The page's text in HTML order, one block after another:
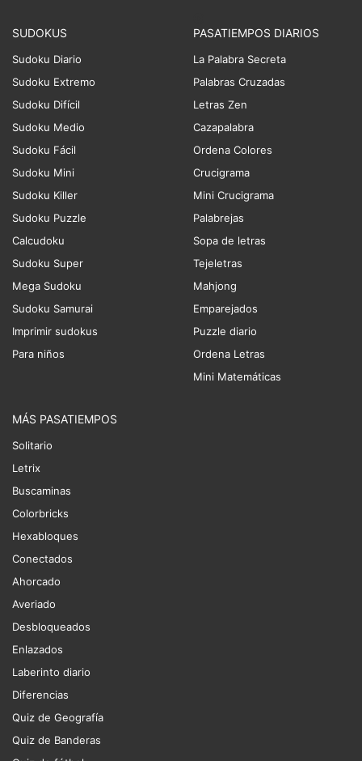
SUDOKUS
Sudoku Diario
Sudoku Extremo
Sudoku Difícil
Sudoku Medio
Sudoku Fácil
Sudoku Mini
Sudoku Killer
Sudoku Puzzle
Calcudoku
Sudoku Super
Mega Sudoku
Sudoku Samurai
Imprimir sudokus
Para niños
PASATIEMPOS DIARIOS
La Palabra Secreta
Palabras Cruzadas
Letras Zen
Cazapalabra
Ordena Colores
Crucigrama
Mini Crucigrama
Palabrejas
Sopa de letras
Tejeletras
Mahjong
Emparejados
Puzzle diario
Ordena Letras
Mini Matemáticas
MÁS PASATIEMPOS
Solitario
Letrix
Buscaminas
Colorbricks
Hexabloques
Conectados
Ahorcado
Averiado
Desbloqueados
Enlazados
Laberinto diario
Diferencias
Quiz de Geografía
Quiz de Banderas